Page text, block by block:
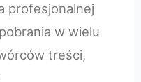
profesjonalnej
w wielu
treści,